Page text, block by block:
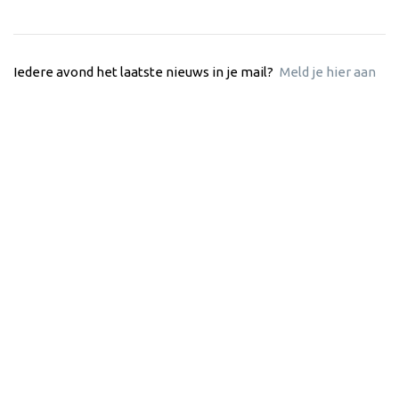
Iedere avond het laatste nieuws in je mail? Meld je hier aan